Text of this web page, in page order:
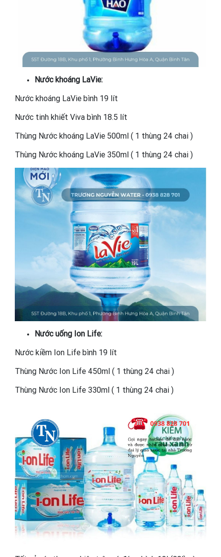
Nước khoáng LaVie:
Nước khoáng LaVie bình 19 lít
Nước tinh khiết Viva bình 18.5 lít
Thùng Nước khoáng LaVie 500ml ( 1 thùng 24 chai )
Thùng Nước khoáng LaVie 350ml ( 1 thùng 24 chai )
Nước uống Ion Life:
Nước kiềm Ion Life bình 19 lít
Thùng Nước Ion Life 450ml ( 1 thùng 24 chai )
Thùng Nước Ion Life 330ml ( 1 thùng 24 chai )